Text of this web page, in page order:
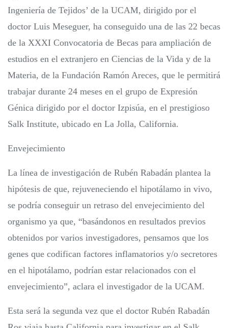
Ingeniería de Tejidos’ de la UCAM, dirigido por el
doctor Luis Meseguer, ha conseguido una de las 22 becas
de la XXXI Convocatoria de Becas para ampliación de
estudios en el extranjero en Ciencias de la Vida y de la
Materia, de la Fundación Ramón Areces, que le permitirá
trabajar durante 24 meses en el grupo de Expresión
Génica dirigido por el doctor Izpisúa, en el prestigioso
Salk Institute, ubicado en La Jolla, California.
Envejecimiento
La línea de investigación de Rubén Rabadán plantea la
hipótesis de que, rejuveneciendo el hipotálamo in vivo,
se podría conseguir un retraso del envejecimiento del
organismo ya que, “basándonos en resultados previos
obtenidos por varios investigadores, pensamos que los
genes que codifican factores inflamatorios y/o secretores
en el hipotálamo, podrían estar relacionados con el
envejecimiento”, aclara el investigador de la UCAM.
Esta será la segunda vez que el doctor Rubén Rabadán